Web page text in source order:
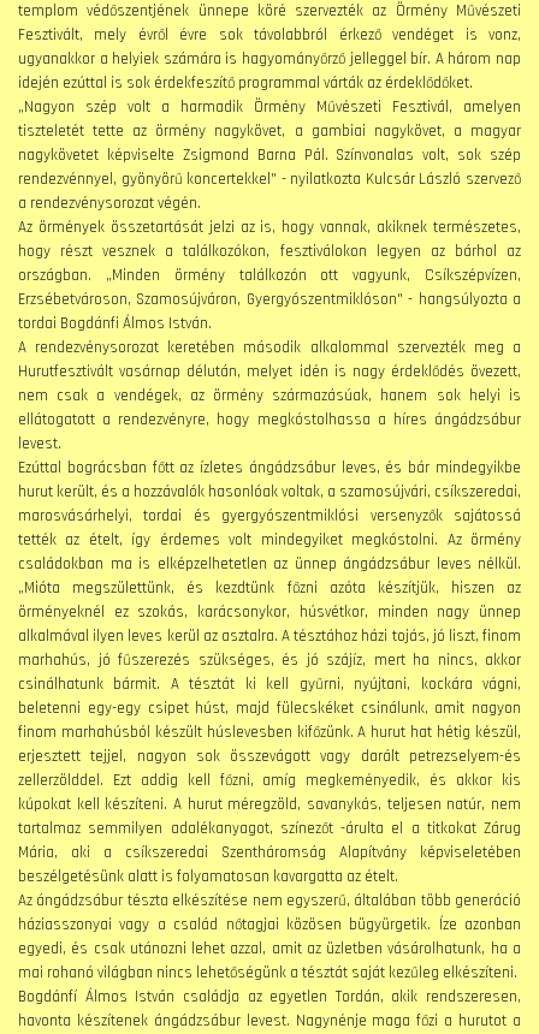
templom védőszentjének ünnepe köré szervezték az Örmény Művészeti
Fesztivált, mely évről évre sok távolabbról érkező vendéget is vonz,
ugyanakkor a helyiek számára is hagyományőrző jelleggel bír. A három nap
idején ezúttal is sok érdekfeszítő programmal várták az érdeklődőket.
„Nagyon szép volt a harmadik Örmény Művészeti Fesztivál, amelyen
tiszteletét tette az örmény nagykövet, a gambiai nagykövet, a magyar
nagykövetet képviselte Zsigmond Barna Pál. Színvonalas volt, sok szép
rendezvénnyel, gyönyörű koncertekkel" - nyilatkozta Kulcsár László szervező
a rendezvénysorozat végén.
Az örmények összetartását jelzi az is, hogy vannak, akiknek természetes,
hogy részt vesznek a találkozókon, fesztiválokon legyen az bárhol az
országban. „Minden örmény találkozón ott vagyunk, Csíkszépvízen,
Erzsébetvároson, Szamosújváron, Gyergyószentmiklóson" - hangsúlyozta a
tordai Bogdánfi Álmos István.
A rendezvénysorozat keretében második alkalommal szervezték meg a
Hurutfesztivált vasárnap délután, melyet idén is nagy érdeklődés övezett,
nem csak a vendégek, az örmény származásúak, hanem sok helyi is
ellátogatott a rendezvényre, hogy megkóstolhassa a híres ángádzsábur
levest.
Ezúttal bográcsban főtt az ízletes ángádzsábur leves, és bár mindegyikbe
hurut került, és a hozzávalók hasonlóak voltak, a szamosújvári, csíkszeredai,
marosvásárhelyi, tordai és gyergyószentmiklósi versenyzők sajátossá
tették az ételt, így érdemes volt mindegyiket megkóstolni. Az örmény
családokban ma is elképzelhetetlen az ünnep ángádzsábur leves nélkül.
„Mióta megszülettünk, és kezdtünk főzni azóta készítjük, hiszen az
örményeknél ez szokás, karácsonykor, húsvétkor, minden nagy ünnep
alkalmával ilyen leves kerül az asztalra. A tésztához házi tojás, jó liszt, finom
marhahús, jó fűszerezés szükséges, és jó szájíz, mert ha nincs, akkor
csinálhatunk bármit. A tésztát ki kell gyűrni, nyújtani, kockára vágni,
beletenni egy-egy csipet húst, majd fülecskéket csinálunk, amit nagyon
finom marhahúsból készült húslevesben kifőzünk. A hurut hat hétig készül,
erjesztett tejjel, nagyon sok összevágott vagy darált petrezselyem-és
zellerzölddel. Ezt addig kell főzni, amíg megkeményedik, és akkor kis
kúpokat kell készíteni. A hurut méregzöld, savanykás, teljesen natúr, nem
tartalmaz semmilyen adalékanyagot, színezőt -árulta el a titkokat Zárug
Mária, aki a csíkszeredai Szentháromság Alapítvány képviseletében
beszélgetésünk alatt is folyamatosan kavargatta az ételt.
Az ángádzsábur tészta elkészítése nem egyszerű, általában több generáció
háziasszonyai vagy a család nőtagjai közösen bügyürgetik. Íze azonban
egyedi, és csak utánozni lehet azzal, amit az üzletben vásárolhatunk, ha a
mai rohanó világban nincs lehetőségünk a tésztát saját kezűleg elkészíteni.
Bogdánfí Álmos István családja az egyetlen Tordán, akik rendszeresen,
havonta készítenek ángádzsábur levest. Nagynénje maga főzi a hurutot a